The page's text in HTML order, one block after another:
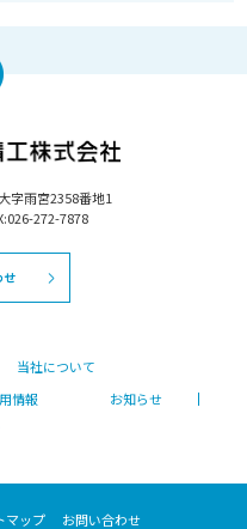
字雨宮2358番地1
272-7878
せ
当社について
情報
お知らせ
マップ お問い合わせ